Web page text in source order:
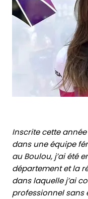
Inscrite cette
dans une équipe
au Boulou, j’ai été
département et la
dans laquelle j’ai
professionnel sans